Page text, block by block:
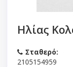
Ηλίας
Σταθερό:
2105154959